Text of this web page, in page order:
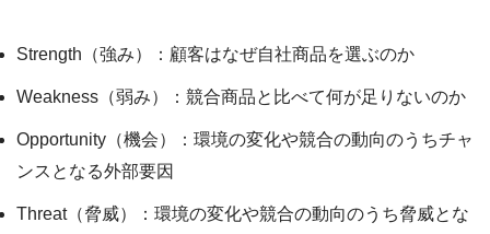
Strength（強み）：顧客はなぜ自社商品を選ぶのか
Weakness（弱み）：競合商品と比べて何が足りないのか
Opportunity（機会）：環境の変化や競合の動向のうちチャ
ンスとなる外部要因
Threat（脅威）：環境の変化や競合の動向のうち脅威とな